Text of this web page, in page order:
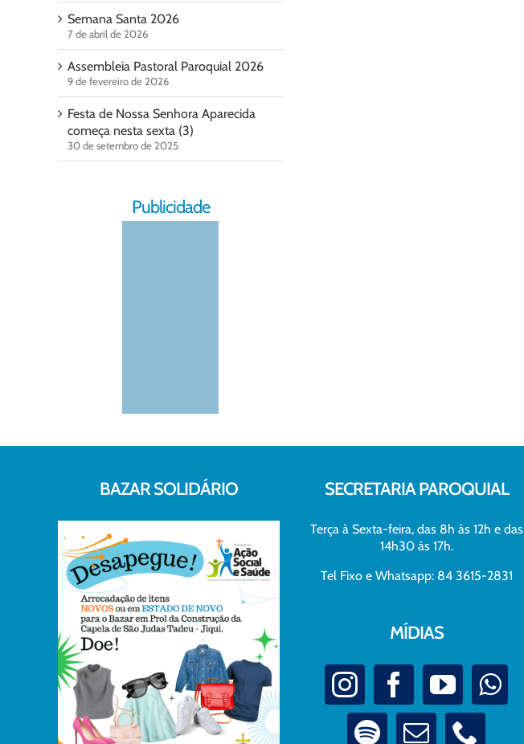
Semana Santa 2026
7 de abril de 2026
Assembleia Pastoral Paroquial 2026
9 de fevereiro de 2026
Festa de Nossa Senhora Aparecida
começa nesta sexta (3)
30 de setembro de 2025
Publicidade
BAZAR SOLIDÁRIO SECRETARIA PAROQUIAL
Terça à Sexta-feira, das 8h às 12h e das
14h30 às 17h.
Tel Fixo e Whatsapp: 84 3615-2831
MÍDIAS